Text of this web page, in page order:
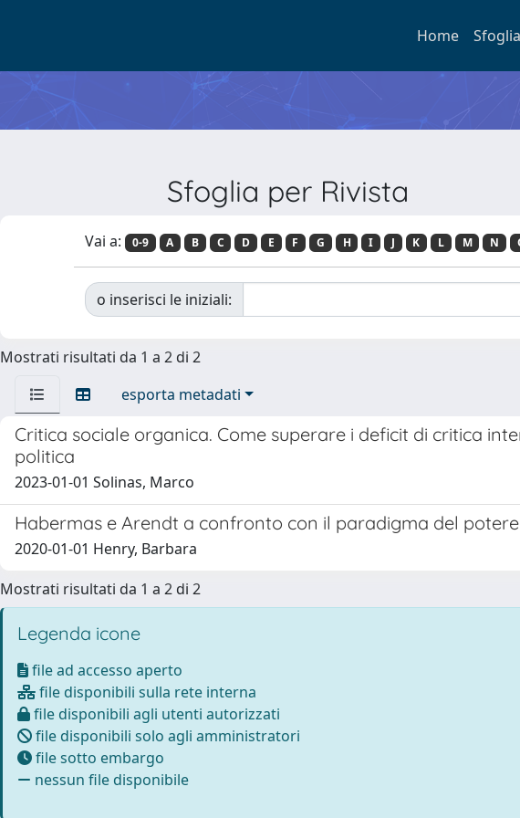
Home Sfoglia
Sfoglia per Rivista
Vai a: 0-9 A B C D E F G H I J K L M N
o inserisci le iniziali:
Mostrati risultati da 1 a 2 di 2
esporta metadati
Critica sociale organica. Come superare i deficit di critica
politica
2023-01-01 Solinas, Marco
Habermas e Arendt a confronto con il paradigma del
2020-01-01 Henry, Barbara
Mostrati risultati da 1 a 2 di 2
Legenda icone
file ad accesso aperto
file disponibili sulla rete interna
file disponibili agli utenti autorizzati
file disponibili solo agli amministratori
file sotto embargo
nessun file disponibile